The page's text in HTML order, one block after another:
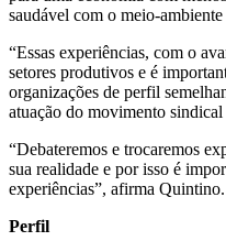
saudável com o meio-
“Essas experiências, com o
setores produtivos e é
organizações de perfil
atuação do movimento sindical
“Debateremos e trocaremos
sua realidade e por isso é
experiências”, afirma Quintino.
Perfil